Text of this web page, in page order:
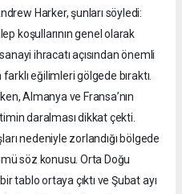
Harker, şunları söyledi:
koşullarının genel olarak
ihracatı açısından önemli
eğilimleri gölgede bıraktı.
Almanya ve Fransa’nın
daralması dikkat çekti.
nedeniyle zorlandığı bölgede
söz konusu. Orta Doğu
tablo ortaya çıktı ve Şubat ayı